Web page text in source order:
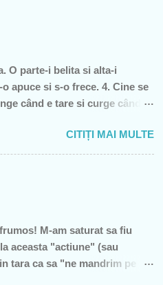
O parte-i belita si alta-i
apuce si s-o frece. 4. Cine se
când e tare si curge când e
5. înghetata 6. marca
CITIȚI MAI MULTE
M-am saturat sa fiu
aceasta "actiune" (sau
tara ca sa "ne mandrim pe